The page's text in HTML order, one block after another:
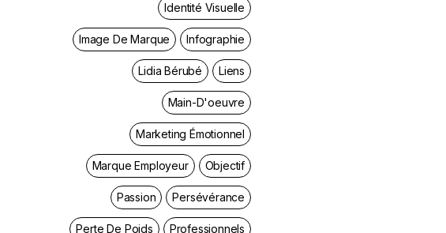
Identité Visuelle
Image De Marque Infographie
Lidia Bérubé Liens
Main-D'oeuvre
Marketing Émotionnel
Marque Employeur Objectif
Passion Persévérance
Perte De Poids Professionnels